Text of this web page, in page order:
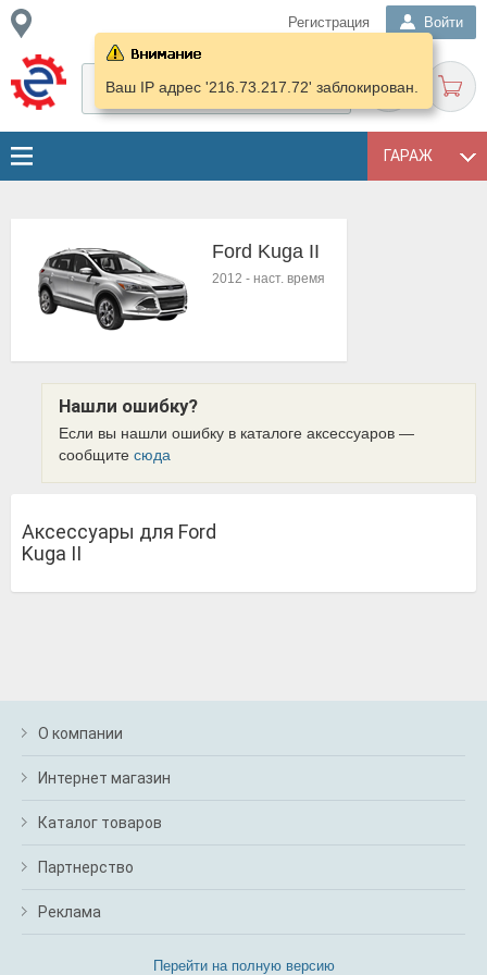
Регистрация Войти
ГАРАЖ
Ваш IP адрес '216.73.217.72' заблокирован.
Ford Kuga II
2012 - наст. время
Нашли ошибку?
Если вы нашли ошибку в каталоге аксессуаров —
сообщите сюда
Аксессуары для Ford
Kuga II
О компании
Интернет магазин
Каталог товаров
Партнерство
Реклама
Перейти на полную версию